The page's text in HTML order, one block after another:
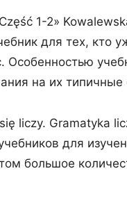
1-2»
для тех, кто
Особенностью
на их типичные
liczy. Gramatyka
для
большое